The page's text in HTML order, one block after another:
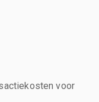
voor